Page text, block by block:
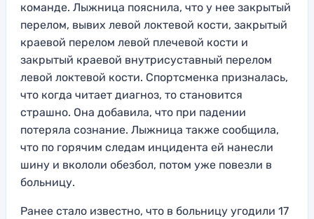
команде. Лыжница пояснила, что у нее закрытый
перелом, вывих левой локтевой кости, закрытый
краевой перелом левой плечевой кости и
закрытый краевой внутрисуставный перелом
левой локтевой кости. Спортсменка призналась,
что когда читает диагноз, то становится
страшно. Она добавила, что при падении
потеряла сознание. Лыжница также сообщила,
что по горячим следам инцидента ей нанесли
шину и вкололи обезбол, потом уже повезли в
больницу.
Ранее стало известно, что в больницу угодили 17